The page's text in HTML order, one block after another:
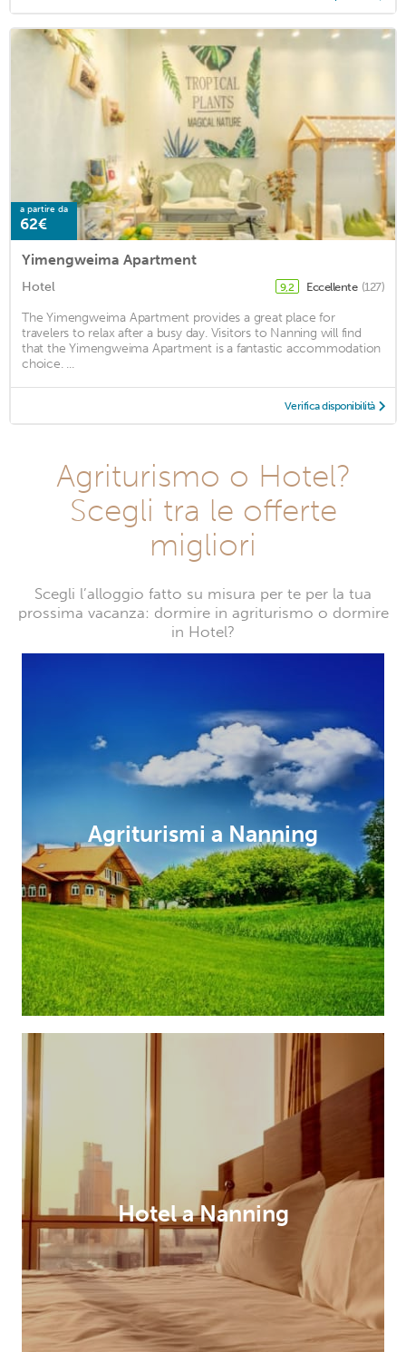
a partire da
62€
Yimengweima Apartment
Hotel 9,2 Eccellente (127)
The Yimengweima Apartment provides a great place for
travelers to relax after a busy day. Visitors to Nanning will find
that the Yimengweima Apartment is a fantastic accommodation
choice. ...
Verifica disponibilità
Agriturismo o Hotel?
Scegli tra le offerte
migliori
Scegli l’alloggio fatto su misura per te per la tua
prossima vacanza: dormire in agriturismo o dormire
in Hotel?
Agriturismi a Nanning
Hotel a Nanning